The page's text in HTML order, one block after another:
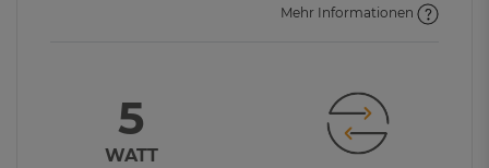
Mehr Informationen
5
WATT